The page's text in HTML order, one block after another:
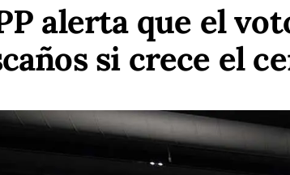
alerta que el
si crece el